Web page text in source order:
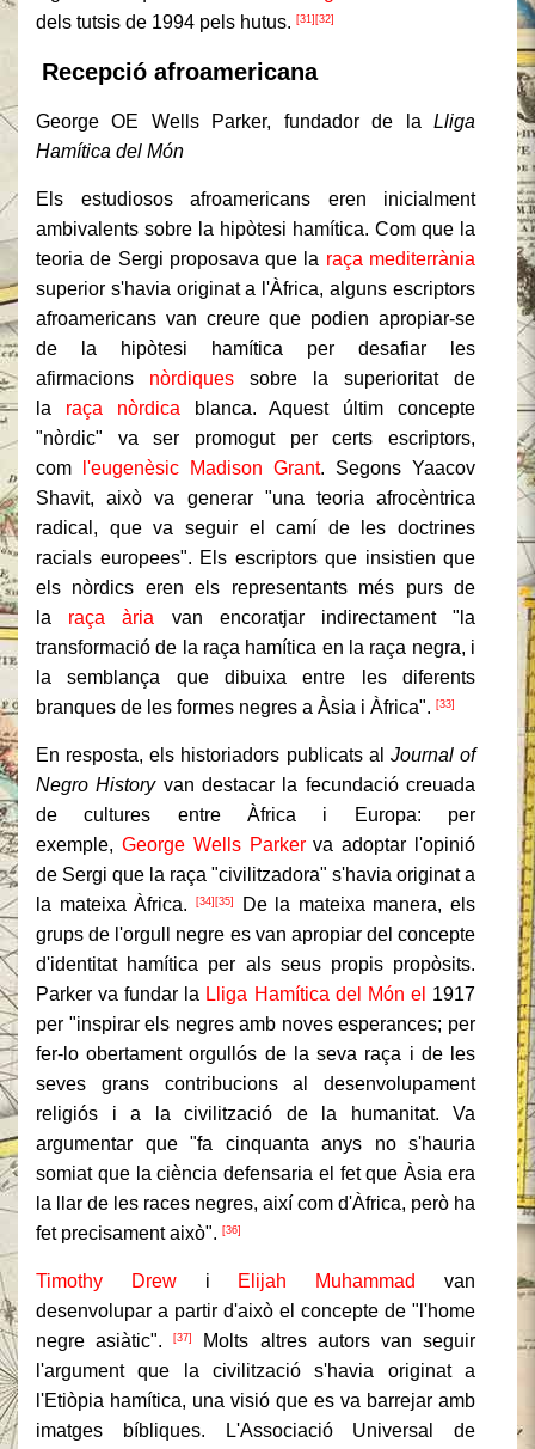
dels tutsis de 1994 pels hutus. [31] [32]
Recepció afroamericana
George OE Wells Parker, fundador de la Lliga
Hamítica del Món
Els estudiosos afroamericans eren inicialment
ambivalents sobre la hipòtesi hamítica. Com que la
teoria de Sergi proposava que la raça mediterrània
superior s'havia originat a l'Àfrica, alguns escriptors
afroamericans van creure que podien apropiar-se
de la hipòtesi hamítica per desafiar les
afirmacions nòrdiques sobre la superioritat de
la raça nòrdica blanca. Aquest últim concepte
"nòrdic" va ser promogut per certs escriptors,
com
l'eugenèsic Madison Grant. Segons Yaacov
Shavit, això va generar "una teoria afrocèntrica
radical, que va seguir el camí de les doctrines
racials europees". Els escriptors que insistien que
els nòrdics eren els representants més purs de
la raça ària van encoratjar indirectament "la
transformació de la raça hamítica en la raça negra, i
la semblança que dibuixa entre les diferents
branques de les formes negres a Àsia i Àfrica". [33]
En resposta, els historiadors publicats al Journal of
Negro Historyvan destacar la fecundació creuada
de cultures entre Àfrica i Europa: per
exemple, George Wells Parkerva adoptar l'opinió
de Sergi que la raça "civilitzadora" s'havia originat a
la mateixa Àfrica.
[34] [35]
De la mateixa manera, els
grups de l'orgull negre es van apropiar del concepte
d'identitat hamítica per als seus propis propòsits.
Parker va fundar la Lliga Hamítica del Món el 1917
per "inspirar els negres amb noves esperances; per
fer-lo obertament orgullós de la seva raça i de les
seves grans contribucions al desenvolupament
religiós i a la civilització de la humanitat. Va
argumentar que "fa cinquanta anys no s'hauria
somiat que la ciència defensaria el fet que Àsia era
la llar de les races negres, així com d'Àfrica, però ha
fet precisament això". [36]
Timothy Drewi Elijah Muhammad
van
desenvolupar a partir d'això el concepte de "l'home
negre asiàtic".[37]
Molts altres autors van seguir
l'argument que la civilització s'havia originat a
l'Etiòpia hamítica, una visió que es va barrejar amb
imatges bíbliques. L'Associació Universal de